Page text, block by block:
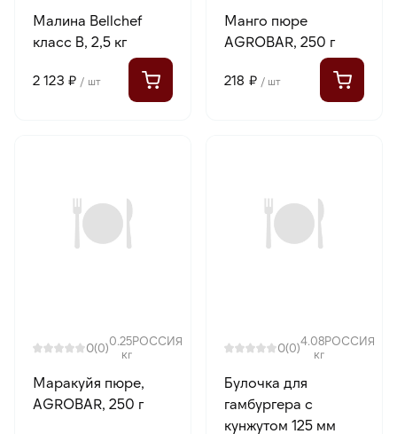
Малина Bellсhef
класс В, 2,5 кг
2 123 ₽ / шт
Манго пюре
AGROBAR, 250 г
218 ₽ / шт
0(0)0.25
кг
РОССИЯ
Маракуйя пюре,
AGROBAR, 250 г
0(0)4.08
кг
РОССИЯ
Булочка для
гамбургера с
кунжутом 125 мм